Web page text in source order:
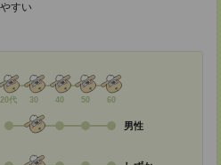
すい
20代 30 40 50 60
男性